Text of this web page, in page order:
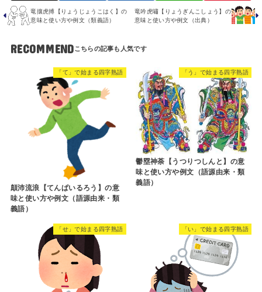
竜攘虎搏【りょうじょうこはく】の
意味と使い方や例文（類義語）
竜吟虎嘯【りょうぎんこしょう】の
意味と使い方や例文（出典）
RECOMMEND
「て」で始まる四字熟語
顛沛流浪【てんぱいるろう】の意
味と使い方や例文（語源由来・類
義語）
「う」で始まる四字熟語
鬱塁神荼【うつりつしんと】の意
味と使い方や例文（語源由来・類
義語）
「せ」で始まる四字熟語 「い」で始まる四字熟語